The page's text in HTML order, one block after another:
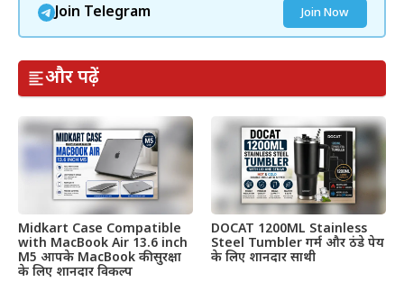
Join Telegram Join Now
और पढ़ें
Midkart Case Compatible
with MacBook Air 13.6 inch
M5 आपके MacBook की सुरक्षा
के लिए शानदार विकल्प
DOCAT 1200ML Stainless
Steel Tumbler गर्म और ठंडे पेय
के लिए शानदार साथी